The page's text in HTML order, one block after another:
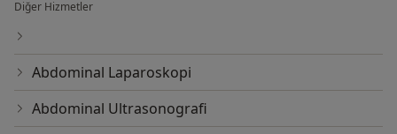
Diğer Hizmetler
Abdominal Laparoskopi
Abdominal Ultrasonografi